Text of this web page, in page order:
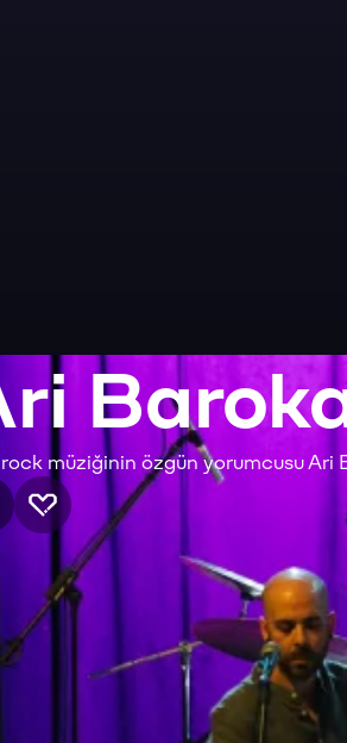
müziğinin özgün yorumcusu Ari
bilgiler
Çarşamba · 21:30, Komünite